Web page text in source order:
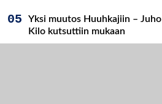
Yksi muutos Huuhkajiin – Juho
Kilo kutsuttiin mukaan